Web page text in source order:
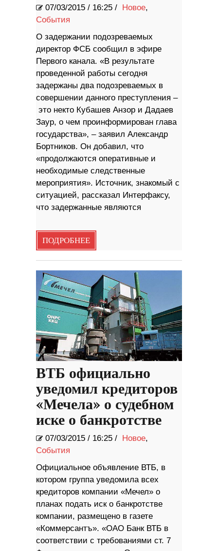
07/03/2015 / 16:25 / Новое,
События
О задержании подозреваемых
директор ФСБ сообщил в эфире
Первого канала. «В результате
проведенной работы сегодня
задержаны два подозреваемых в
совершении данного преступления –
это некто Кубашев Анзор и Дадаев
Заур, о чем проинформирован глава
государства», – заявил Александр
Бортников. Он добавил, что
«продолжаются оперативные и
необходимые следственные
мероприятия». Источник, знакомый с
ситуацией, рассказал Интерфаксу,
что задержанные являются
ПОДРОБНЕЕ
ВТБ официально
уведомил кредиторов
«Мечела» о судебном
иске о банкротстве
07/03/2015 / 16:25 / Новое,
События
Официальное объявление ВТБ, в
котором группа уведомила всех
кредиторов компании «Мечел» о
планах подать иск о банкротстве
компании, размещено​ в газете
«Коммерсантъ». «ОАО Банк ВТБ в
соответствии с требованиями ст. 7